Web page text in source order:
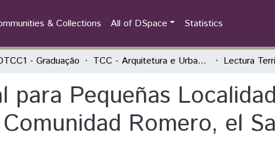
& Collections All of DSpace Statistics
- Graduação TCC - Arquitetura e Urbanismo
para Pequeñas
Romero, el